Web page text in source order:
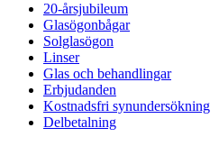
20-årsjubileum
Glasögonbågar
Solglasögon
Linser
Glas och behandlingar
Erbjudanden
Kostnadsfri synundersökning
Delbetalning